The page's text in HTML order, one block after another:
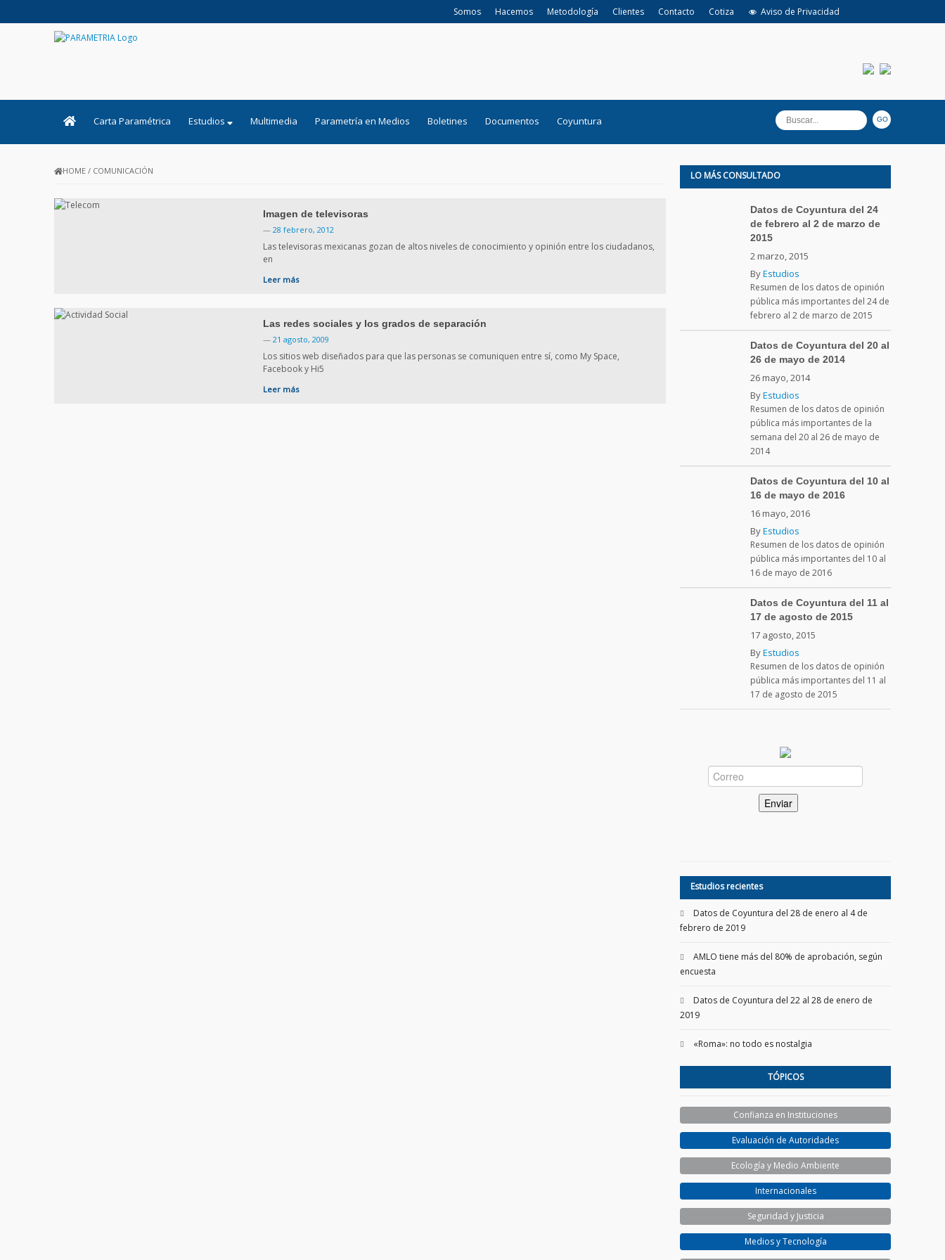
Somos Hacemos Metodología Clientes Contacto Cotiza Aviso de Privacidad
Carta Paramétrica Estudios Multimedia Parametría en Medios Boletines Documentos Coyuntura
HOME / COMUNICACIÓN
Imagen de televisoras
— 28 febrero, 2012
Las televisoras mexicanas gozan de altos niveles de conocimiento y opinión entre los ciudadanos,
en
Leer más
Las redes sociales y los grados de separación
— 21 agosto, 2009
Los sitios web diseñados para que las personas se comuniquen entre sí, como My Space,
Facebook y Hi5
Leer más
LO MÁS CONSULTADO
Datos de Coyuntura del 24
de febrero al 2 de marzo de
2015
2 marzo, 2015
ByEstudios
Resumen de los datos de opinión
pública más importantes del 24 de
febrero al 2 de marzo de 2015
Datos de Coyuntura del 20 al
26 de mayo de 2014
26 mayo, 2014
ByEstudios
Resumen de los datos de opinión
pública más importantes de la
semana del 20 al 26 de mayo de
2014
Datos de Coyuntura del 10 al
16 de mayo de 2016
16 mayo, 2016
ByEstudios
Resumen de los datos de opinión
pública más importantes del 10 al
16 de mayo de 2016
Datos de Coyuntura del 11 al
17 de agosto de 2015
17 agosto, 2015
ByEstudios
Resumen de los datos de opinión
pública más importantes del 11 al
17 de agosto de 2015
Estudios recientes
Datos de Coyuntura del 28 de enero al 4 de
febrero de 2019
AMLO tiene más del 80% de aprobación, según
encuesta
Datos de Coyuntura del 22 al 28 de enero de
2019
«Roma»: no todo es nostalgia
TÓPICOS
Confianza en Instituciones
Evaluación de Autoridades
Ecología y Medio Ambiente
Internacionales
Seguridad y Justicia
Medios y Tecnología